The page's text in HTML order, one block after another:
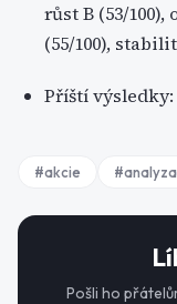
růst B (53/100),
(55/100),
Příští výsledky:
#akcie #analyza
Pošli ho